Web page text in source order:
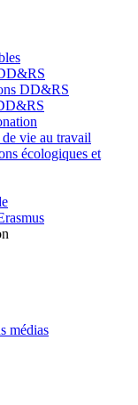
DD&RS
vie au travail
écologiques et
médias